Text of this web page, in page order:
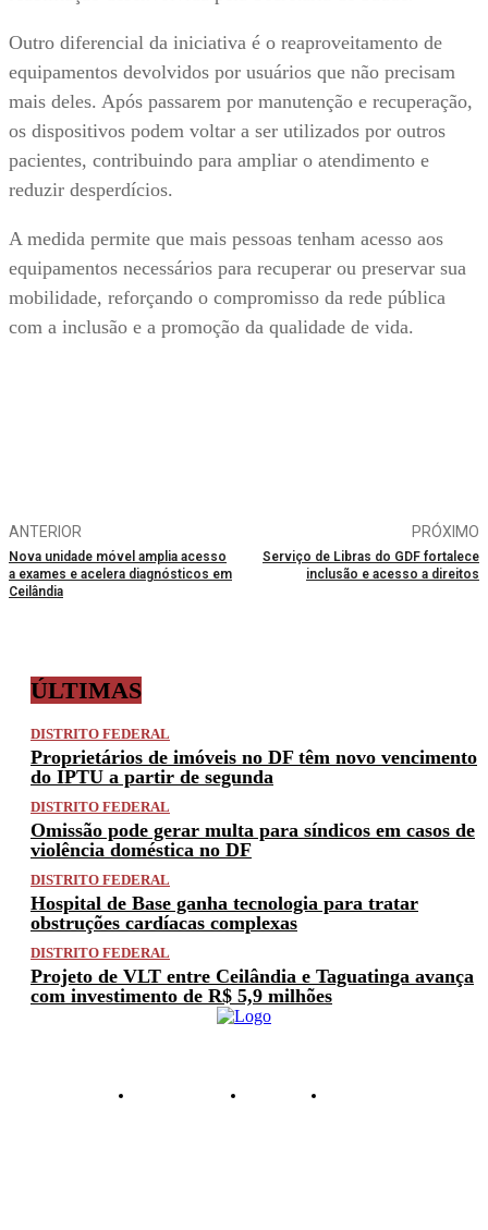
Outro diferencial da iniciativa é o reaproveitamento de
equipamentos devolvidos por usuários que não precisam
mais deles. Após passarem por manutenção e recuperação,
os dispositivos podem voltar a ser utilizados por outros
pacientes, contribuindo para ampliar o atendimento e
reduzir desperdícios.
A medida permite que mais pessoas tenham acesso aos
equipamentos necessários para recuperar ou preservar sua
mobilidade, reforçando o compromisso da rede pública
com a inclusão e a promoção da qualidade de vida.
ANTERIOR
Nova unidade móvel amplia acesso
a exames e acelera diagnósticos em
Ceilândia
PRÓXIMO
Serviço de Libras do GDF fortalece
inclusão e acesso a direitos
ÚLTIMAS
DISTRITO FEDERAL
Proprietários de imóveis no DF têm novo vencimento
do IPTU a partir de segunda
DISTRITO FEDERAL
Omissão pode gerar multa para síndicos em casos de
violência doméstica no DF
DISTRITO FEDERAL
Hospital de Base ganha tecnologia para tratar
obstruções cardíacas complexas
DISTRITO FEDERAL
Projeto de VLT entre Ceilândia e Taguatinga avança
com investimento de R$ 5,9 milhões